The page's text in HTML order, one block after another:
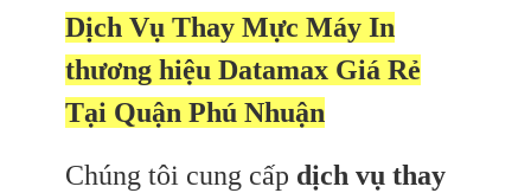
Dịch Vụ Thay Mực Máy In
thương hiệu Datamax Giá Rẻ
Tại Quận Phú Nhuận
Chúng tôi cung cấp dịch vụ thay